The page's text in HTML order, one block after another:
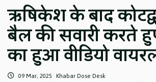
ऋषिकेश के बाद
बैल की सवारी करते
का हुआ वीडियो
09 Mar, 2025 Khabar Dose Desk